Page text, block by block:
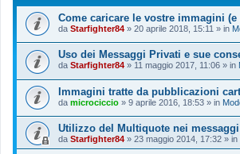
Come caricare le vostre immagini
da Starfighter84 » 20 aprile 2018, 15:11 » in
Uso dei Messaggi Privati e sue
da Starfighter84 » 11 maggio 2017, 11:06 » in
Immagini tratte da pubblicazioni
da microciccio » 9 aprile 2016, 18:53 » in
Utilizzo del Multiquote nei
da Starfighter84 » 23 maggio 2014, 17:32 » in